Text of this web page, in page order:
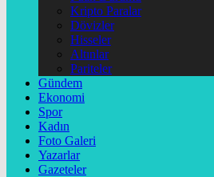
Kripto Paralar
Dövizler
Hisseler
Altınlar
Pariteler
Gündem
Ekonomi
Spor
Kadın
Foto Galeri
Yazarlar
Gazeteler